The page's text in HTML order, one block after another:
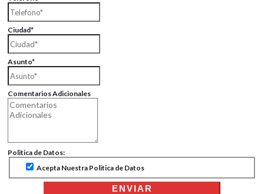
Ciudad*
Asunto*
Comentarios Adicionales
Politica de Datos:
Acepta Nuestra Politica de Datos
ENVIAR